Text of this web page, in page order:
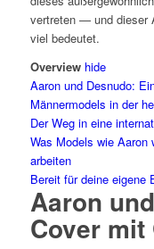
vertreten — und dieser
viel bedeutet.
Overview hide
Aaron und Desnudo:
Männermodels in der
Der Weg in eine
Was Models wie Aaron
arbeiten
Bereit für deine eigene
Aaron
Cover